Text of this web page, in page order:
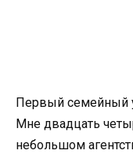
Первый семейный
Мне двадцать
небольшом